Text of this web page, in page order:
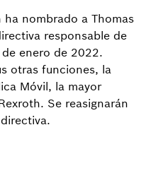
nombrado a Thomas
responsable de
enero de 2022.
otras funciones, la
Móvil, la mayor
Se reasignarán